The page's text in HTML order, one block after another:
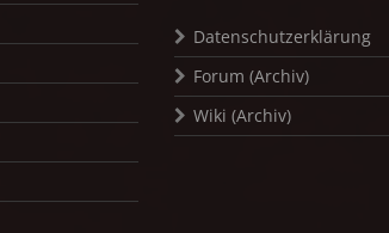
Datenschutzerklärung
Forum (Archiv)
Wiki (Archiv)